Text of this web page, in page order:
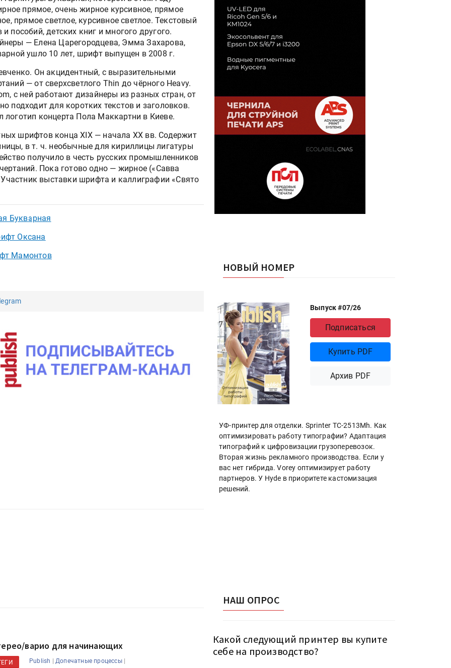
прямое, очень жирное курсивное, прямое
прямое светлое, курсивное светлое. Текстовый
пособий, детских книг и многого другого.
— Елена Царегородцева, Эмма Захарова,
ушло 10 лет, шрифт выпущен в 2008 г.
Он акцидентный, с выразительными
— от сверхсветлого Thin до чёрного Heavy.
с ней работают дизайнеры из разных стран, от
подходит для коротких текстов и заголовков.
концерта Пола Маккартни в Киеве.
шрифтов конца XIX — начала ХХ вв. Содержит
в т. ч. необычные для кириллицы лигатуры
получило в честь русских промышленников
Пока готово одно — жирное («Савва
выставки шрифта и каллиграфии «Свято
Букварная
Оксана
Мамонтов
варио для начинающих
Publish |Допечатные процессы|
НОВЫЙ НОМЕР
Выпуск #07/26
Подписаться
Купить PDF
Архив PDF
УФ-принтер для отделки. Sprinter ТС-2513Mh. Как
оптимизировать работу типографии? Адаптация
типографий к цифровизации грузоперевозок.
Вторая жизнь рекламного производства. Если у
вас нет гибрида. Vorey оптимизирует работу
партнеров. У Hyde в приоритете кастомизация
решений.
НАШ ОПРОС
Какой следующий принтер вы купите
себе на производство?